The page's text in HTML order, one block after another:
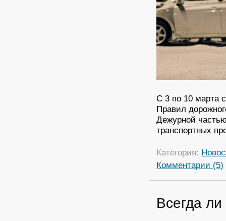
С 3 по 10 марта
Правил
Дежурной
транспортных
Категория:
Комментарии (5)
Всегда